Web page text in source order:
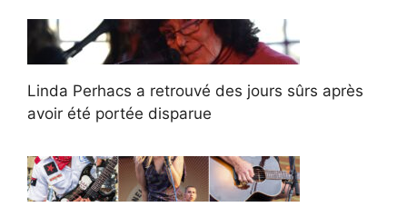
Linda Perhacs a retrouvé des jours sûrs après
avoir été portée disparue